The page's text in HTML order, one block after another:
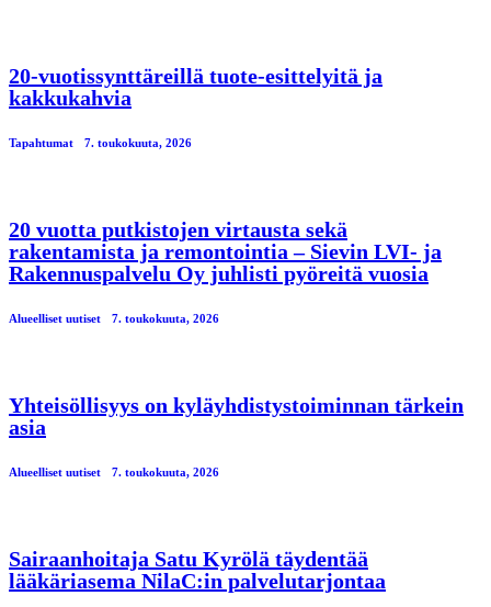
20-vuotissynttäreillä tuote-esittelyitä ja
kakkukahvia
Tapahtumat 7. toukokuuta, 2026
20 vuotta putkistojen virtausta sekä
rakentamista ja remontointia – Sievin LVI- ja
Rakennuspalvelu Oy juhlisti pyöreitä vuosia
Alueelliset uutiset 7. toukokuuta, 2026
Yhteisöllisyys on kyläyhdistystoiminnan tärkein
asia
Alueelliset uutiset 7. toukokuuta, 2026
Sairaanhoitaja Satu Kyrölä täydentää
lääkäriasema NilaC:in palvelutarjontaa